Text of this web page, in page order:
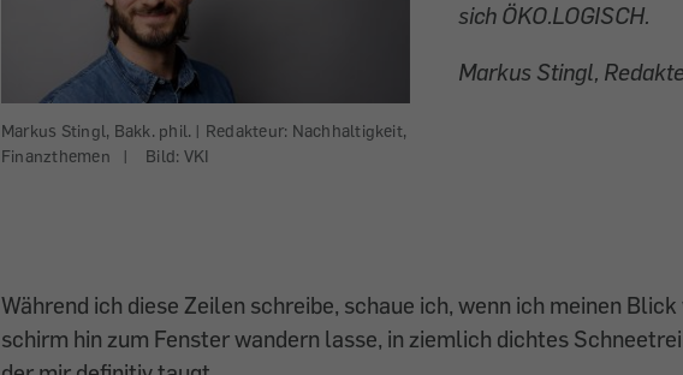
Markus Stingl, Bakk. phil. | Redakteur: Nachhaltigkeit,
Finanzthemen
| Bild: VKI
sich ÖKO.LOGISCH.
Markus Stingl,
Während ich diese Zeilen schreibe, schaue ich, wenn ich meinen
schirm hin zum Fenster wandern lasse, in ziemlich dichtes